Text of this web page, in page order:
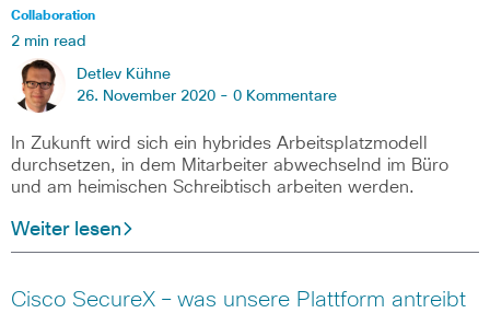
Collaboration
2 min read
Detlev Kühne
26. November 2020 - 0 Kommentare
In Zukunft wird sich ein hybrides Arbeitsplatzmodell
durchsetzen, in dem Mitarbeiter abwechselnd im Büro
und am heimischen Schreibtisch arbeiten werden.
Weiter lesen
Cisco SecureX – was unsere Plattform antreibt